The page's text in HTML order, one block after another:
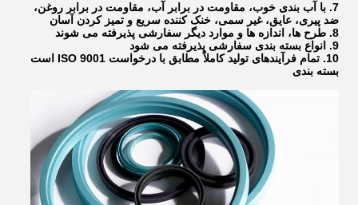
7. با آب بندی خوب، مقاومت در برابر آب، مقاومت در برابر روغن،
ضد پیری، عایق، غیر سمی، خنک کننده سریع و تمیز کردن آسان
8. طرح ها، اندازه ها و موارد دیگر سفارشی پذیرفته می شوند
9. انواع بسته بندی سفارشی پذیرفته می شود
10. تمام فرآیندهای تولید کاملاً مطابق با درخواست ISO 9001 است
بسته بندی